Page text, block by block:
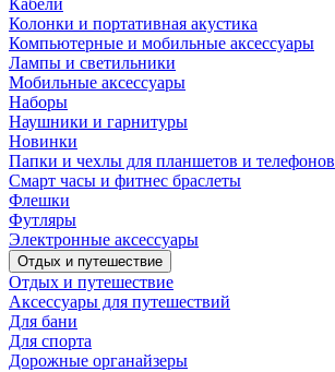
Колонки и портативная акустика
Компьютерные и мобильные аксессуары
Лампы и светильники
Мобильные аксессуары
Наборы
Наушники и гарнитуры
Новинки
Папки и чехлы для планшетов и телефонов
Смарт часы и фитнес браслеты
Флешки
Футляры
Электронные аксессуары
Отдых и путешествие
Отдых и путешествие
Аксессуары для путешествий
Для бани
Для спорта
Дорожные органайзеры